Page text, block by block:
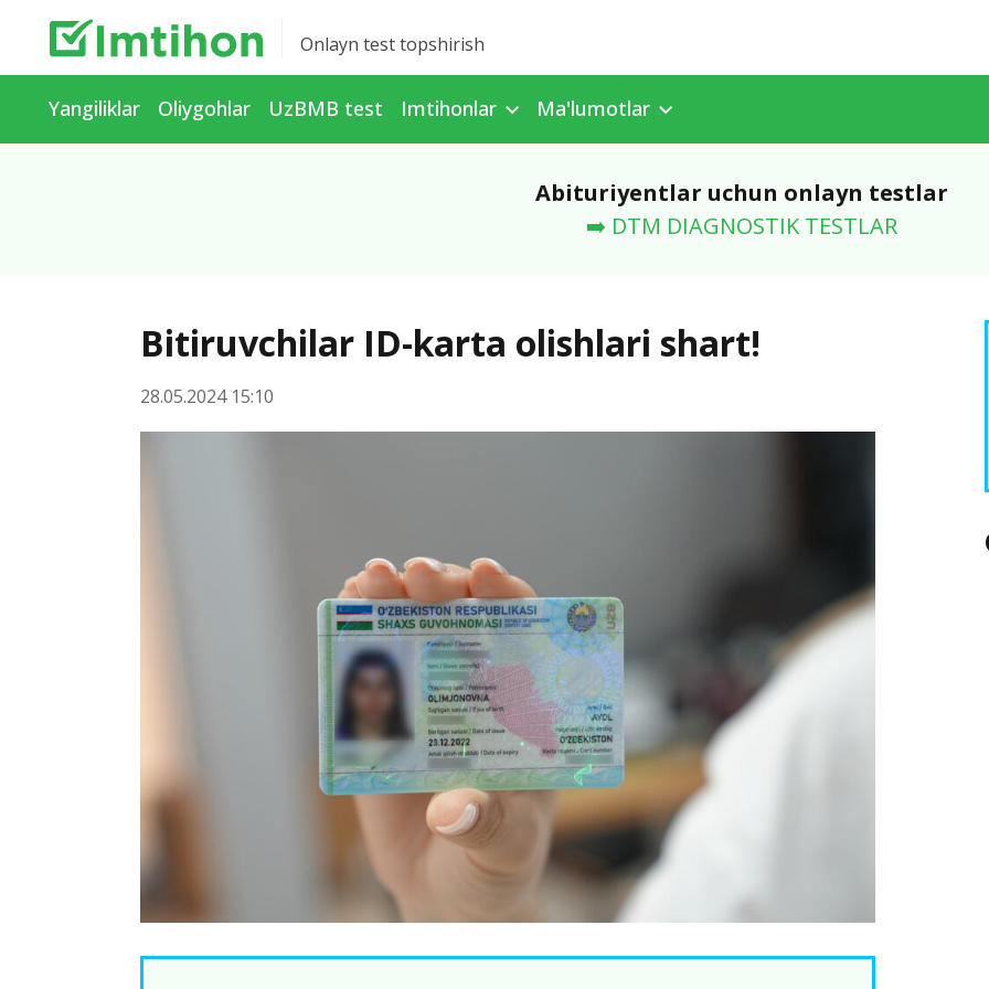
Onlayn test topshirish
Yangiliklar Oliygohlar UzBMB test Imtihonlar Ma'lumotlar
Abituriyentlar uchun onlayn testlar
➡️ DTM DIAGNOSTIK TESTLAR
Bitiruvchilar ID-karta olishlari shart!
28.05.2024 15:10